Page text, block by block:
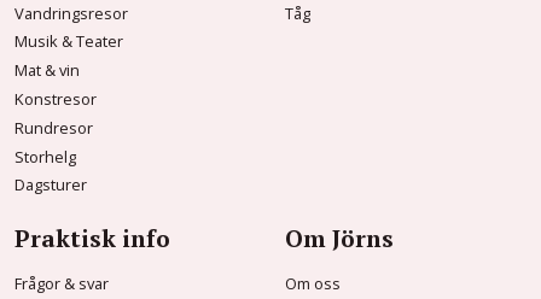
Vandringsresor
Musik & Teater
Mat & vin
Konstresor
Rundresor
Storhelg
Dagsturer
Tåg
Praktisk info
Frågor & svar
Om Jörns
Om oss